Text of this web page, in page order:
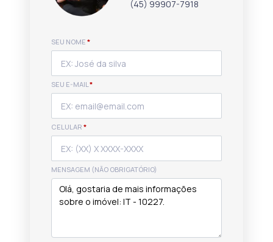
(45) 99907-7918
SEU NOME *
SEU E-MAIL*
CELULAR *
MENSAGEM (NÃO OBRIGATÓRIO)